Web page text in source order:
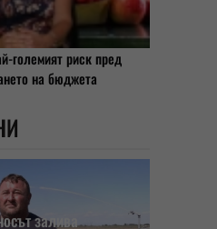
големият риск пред
на бюджета
залива